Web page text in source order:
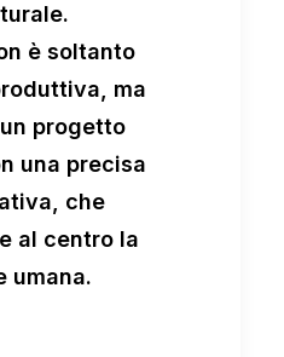
è soltanto
ma
progetto
una precisa
che
al centro la
umana.